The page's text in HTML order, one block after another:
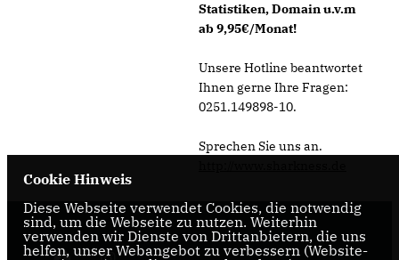
Statistiken, Domain u.v.m
ab 9,95€/Monat!
Unsere Hotline beantwortet
Ihnen gerne Ihre Fragen:
0251.149898-10.
Sprechen Sie uns an.
Cookie Hinweis
Diese Webseite verwendet Cookies, die notwendig
sind, um die Webseite zu nutzen. Weiterhin
verwenden wir Dienste von Drittanbietern, die uns
helfen, unser Webangebot zu verbessern (Website-